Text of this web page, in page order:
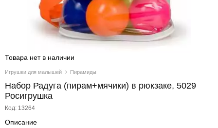
Игрушки для малышей Пирамиды
Набор Радуга (пирам+мячики) в рюкзаке, 5029
Росигрушка
Код: 13264
Товара нет в наличии
Описание